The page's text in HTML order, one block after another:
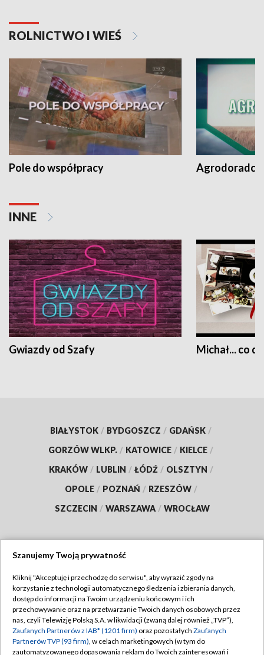
ROLNICTWO I WIEŚ
Pole do współpracy Agrodoradcy
INNE
Gwiazdy od Szafy Michał... co
BIAŁYSTOK / BYDGOSZCZ / GDAŃSK /
GORZÓW WLKP. / KATOWICE / KIELCE /
KRAKÓW / LUBLIN / ŁÓDŹ / OLSZTYN /
OPOLE / POZNAŃ / RZESZÓW /
SZCZECIN / WARSZAWA / WROCŁAW
TVP
Abonament TVP
Emisja w TVP
Centrum informacji TVP
Regulamin TVP
Polityka prywatności
Moje zgody
Szanujemy Twoją prywatność
Kliknij "Akceptuję i przechodzę do serwisu", aby wyrazić zgody na
korzystanie z technologii automatycznego śledzenia i zbierania danych,
dostęp do informacji na Twoim urządzeniu końcowym i ich
przechowywanie oraz na przetwarzanie Twoich danych osobowych przez
nas, czyli Telewizję Polską S.A. w likwidacji (zwaną dalej również „TVP”),
Zaufanych Partnerów z IAB* (1201 firm) oraz pozostałych Zaufanych
Partnerów TVP (93 firm), w celach marketingowych (w tym do
zautomatyzowanego dopasowania reklam do Twoich zainteresowań i